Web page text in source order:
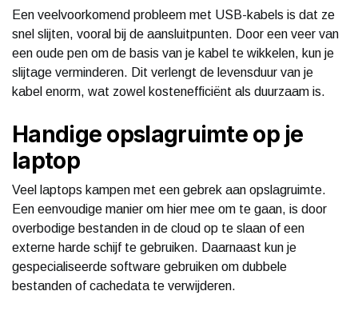
Een veelvoorkomend probleem met USB-kabels is dat ze
snel slijten, vooral bij de aansluitpunten. Door een veer van
een oude pen om de basis van je kabel te wikkelen, kun je
slijtage verminderen. Dit verlengt de levensduur van je
kabel enorm, wat zowel kostenefficiënt als duurzaam is.
Handige opslagruimte op je
laptop
Veel laptops kampen met een gebrek aan opslagruimte.
Een eenvoudige manier om hier mee om te gaan, is door
overbodige bestanden in de cloud op te slaan of een
externe harde schijf te gebruiken. Daarnaast kun je
gespecialiseerde software gebruiken om dubbele
bestanden of cachedata te verwijderen.